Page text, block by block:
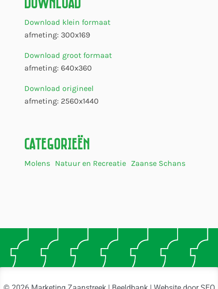
Download klein formaat
afmeting: 300x169
Download groot formaat
afmeting: 640x360
Download origineel
afmeting: 2560x1440
Categorieën
Molens Natuur en Recreatie Zaanse Schans